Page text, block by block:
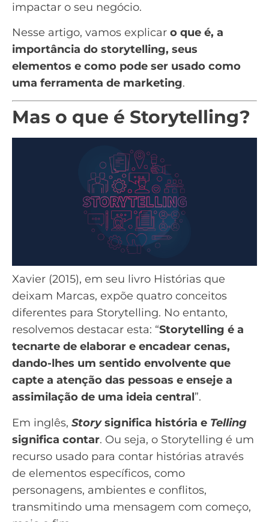
impactar o seu negócio.
Nesse artigo, vamos explicar o que é, a
importância do storytelling, seus
elementos e como pode ser usado como
uma ferramenta de marketing.
Mas o que é Storytelling?
Xavier (2015), em seu livro Histórias que
deixam Marcas, expõe quatro conceitos
diferentes para Storytelling. No entanto,
resolvemos destacar esta: “Storytelling é a
tecnarte de elaborar e encadear cenas,
dando-lhes um sentido envolvente que
capte a atenção das pessoas e enseje a
assimilação de uma ideia central”.
Em inglês, Storysignifica história e Telling
significa contar. Ou seja, o Storytelling é um
recurso usado para contar histórias através
de elementos específicos, como
personagens, ambientes e conflitos,
transmitindo uma mensagem com começo,